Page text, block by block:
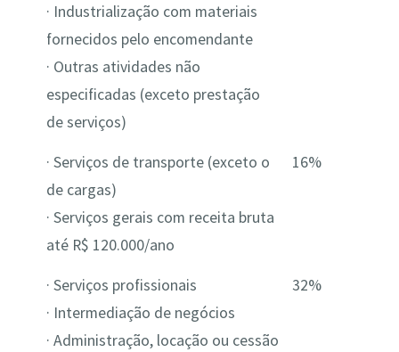
· Industrialização com materiais
fornecidos pelo encomendante
· Outras atividades não
especificadas (exceto prestação
de serviços)
· Serviços de transporte (exceto o
de cargas)
· Serviços gerais com receita bruta
até R$ 120.000/ano
16%
· Serviços profissionais
· Intermediação de negócios
· Administração, locação ou cessão
32%